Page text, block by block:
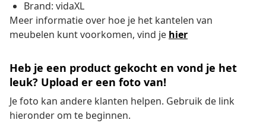
Brand: vidaXL
Meer informatie over hoe je het kantelen van
meubelen kunt voorkomen, vind je hier
Heb je een product gekocht en vond je het
leuk? Upload er een foto van!
Je foto kan andere klanten helpen. Gebruik de link
hieronder om te beginnen.